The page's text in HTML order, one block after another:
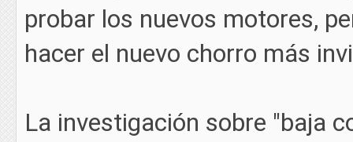
probar los nuevos motores,
hacer el nuevo chorro más
La investigación sobre "baja